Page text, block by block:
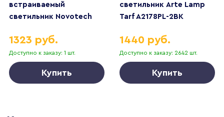
встраиваемый
светильник Novotech
Доступно к заказу: 1 шт.
1323 руб.
Купить
светильник Arte Lamp
Tarf A2178PL-2BK
Доступно к заказу: 2642 шт.
1440 руб.
Купить